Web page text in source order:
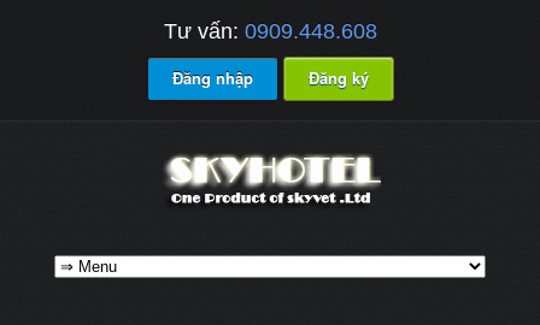
Tư vấn: 0909.448.608
Đăng nhập Đăng ký